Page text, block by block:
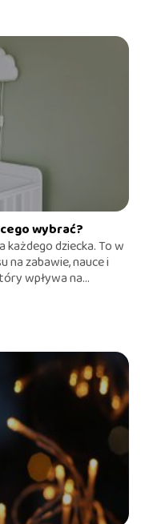
wybrać?
dziecka. To w
na zabawie, nauce i
wpływa na...